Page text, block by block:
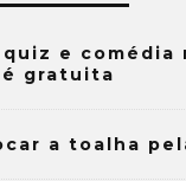
e comédia
gratuita
a toalha